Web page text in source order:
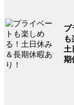
プ
も
土
期